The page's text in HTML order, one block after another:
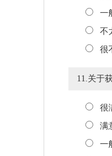
一
不
很
11.关于
很
满
一